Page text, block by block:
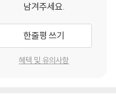
남겨주세요.
한줄평 쓰기
혜택 및 유의사항